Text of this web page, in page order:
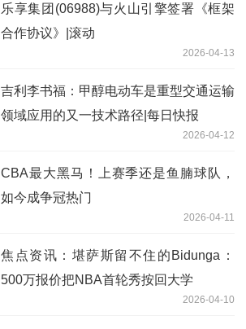
乐享集团(06988)与火山引擎签署《框架
合作协议》|滚动
2026-04-13
吉利李书福：甲醇电动车是重型交通运输
领域应用的又一技术路径|每日快报
2026-04-12
CBA最大黑马！上赛季还是鱼腩球队，
如今成争冠热门
2026-04-11
焦点资讯：堪萨斯留不住的Bidunga：
500万报价把NBA首轮秀按回大学
2026-04-10